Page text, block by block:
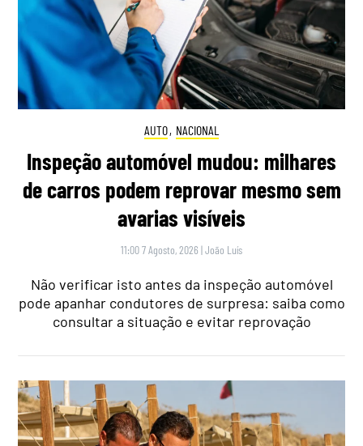
AUTO, NACIONAL
Inspeção automóvel mudou: milhares
de carros podem reprovar mesmo sem
avarias visíveis
11:00 7 Agosto, 2026 |João Luís
Não verificar isto antes da inspeção automóvel
pode apanhar condutores de surpresa: saiba como
consultar a situação e evitar reprovação